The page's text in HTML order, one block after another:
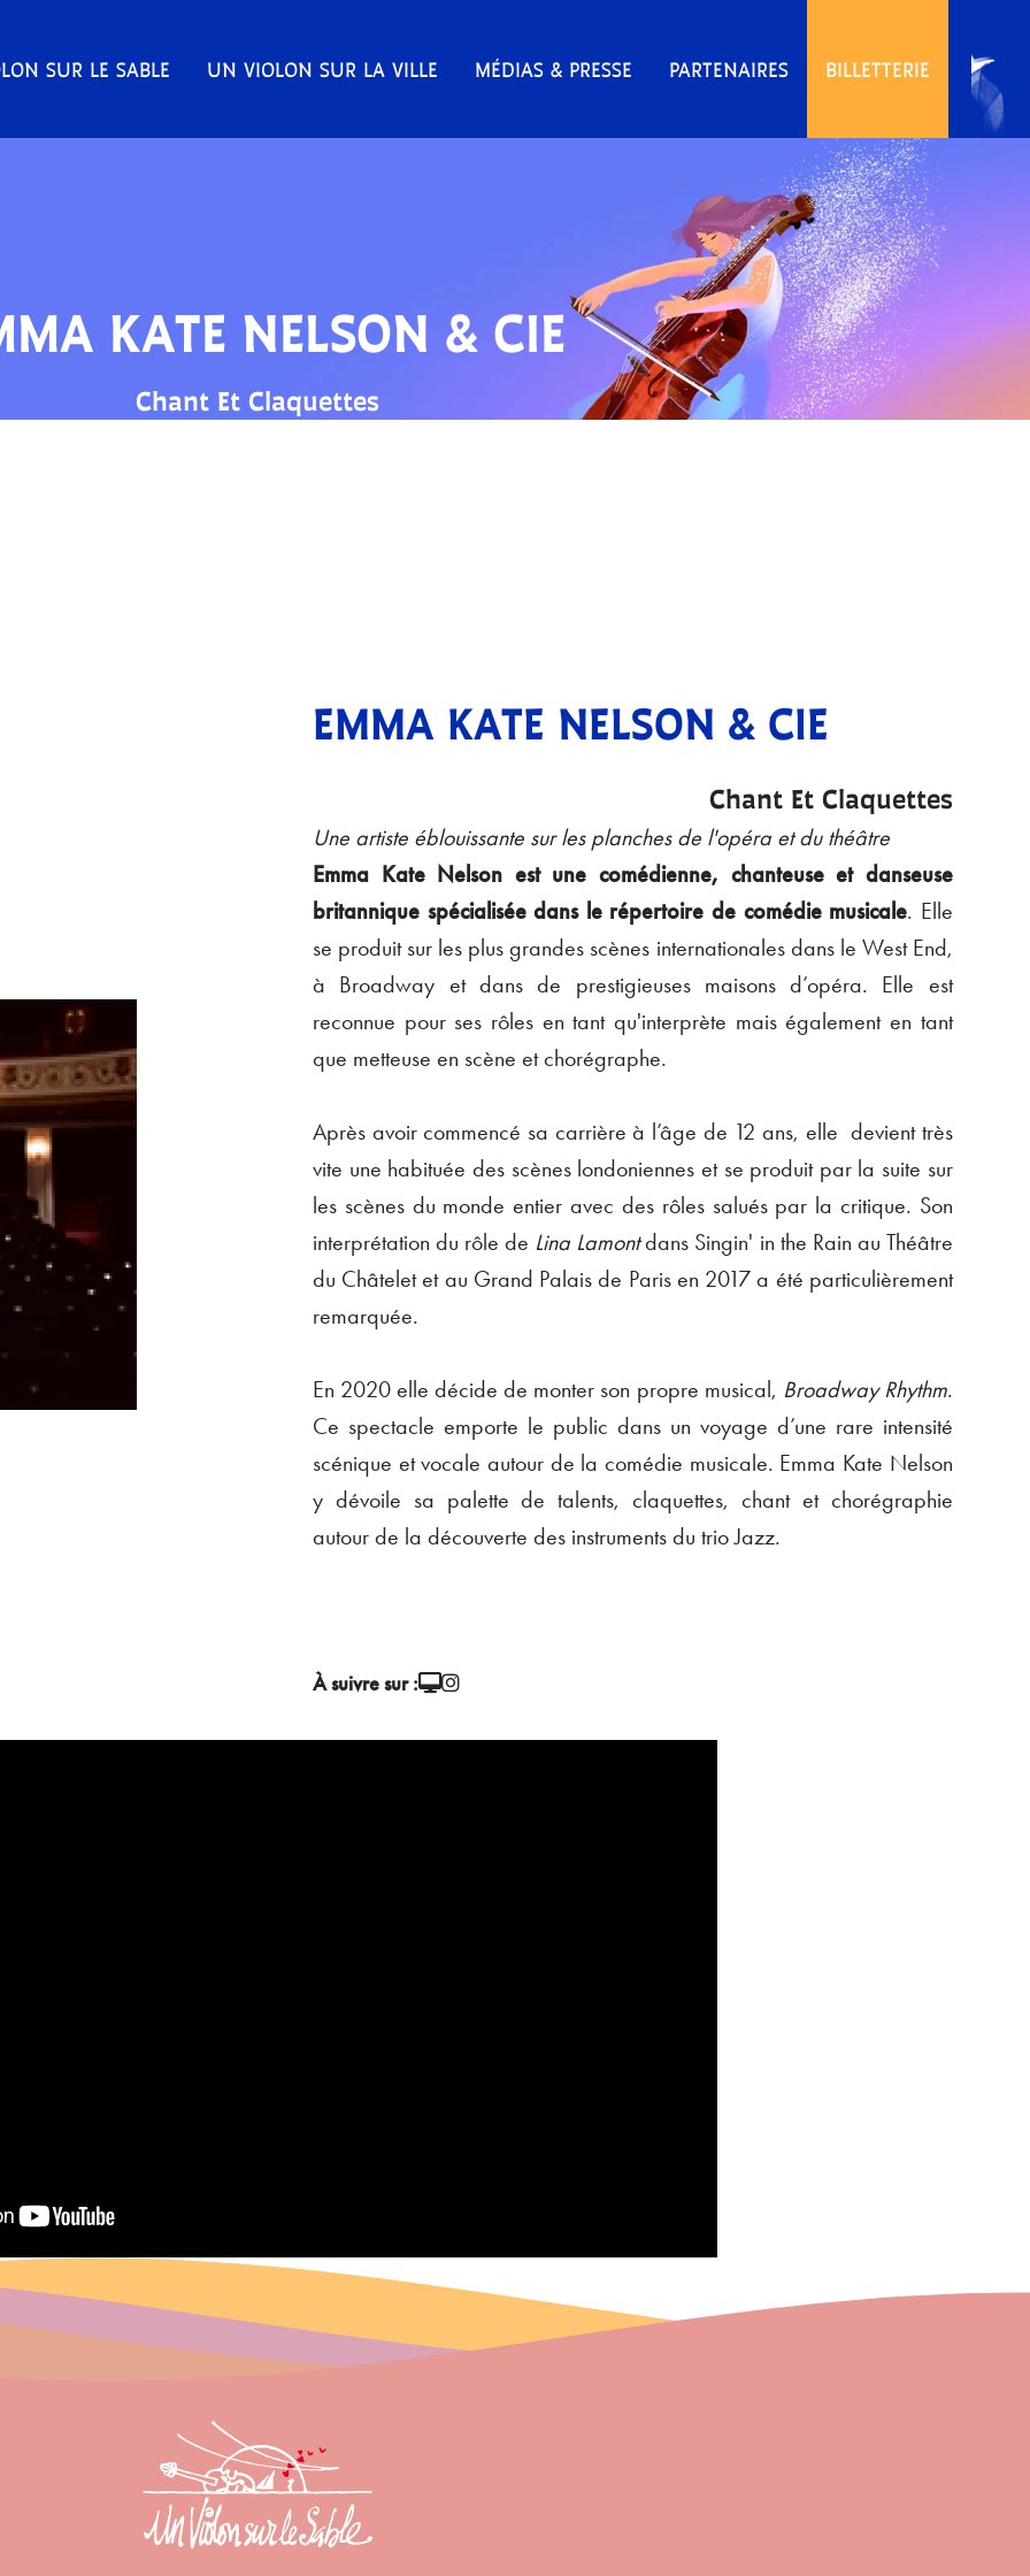
SUR LE SABLE UN VIOLON SUR LA VILLE MÉDIAS & PRESSE PARTENAIRES BILLETTERIE
KATE NELSON & CIE
Chant Et Claquettes
EMMA KATE NELSON & CIE
Chant Et Claquettes
Une artiste éblouissante sur les planches de l'opéra et du théâtre
Emma Kate Nelson est une comédienne, chanteuse et danseuse
britannique spécialisée dans le répertoire de comédie musicale. Elle
se produit sur les plus grandes scènes internationales dans le West End,
à Broadway et dans de prestigieuses maisons d’opéra. Elle est
reconnue pour ses rôles en tant qu'interprète mais également en tant
que metteuse en scène et chorégraphe.
Après avoir commencé sa carrière à l’âge de 12 ans, elle devient très
vite une habituée des scènes londoniennes et se produit par la suite sur
les scènes du monde entier avec des rôles salués par la critique. Son
interprétation du rôle de Lina Lamontdans Singin' in the Rain au Théâtre
du Châtelet et au Grand Palais de Paris en 2017 a été particulièrement
remarquée.
En 2020 elle décide de monter son propre musical, Broadway Rhythm.
Ce spectacle emporte le public dans un voyage d’une rare intensité
scénique et vocale autour de la comédie musicale. Emma Kate Nelson
y dévoile sa palette de talents, claquettes, chant et chorégraphie
autour de la découverte des instruments du trio Jazz.
À suivre sur :